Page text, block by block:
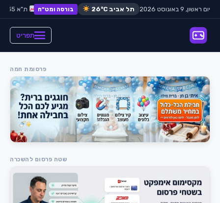
יום ראשון, 9 באוגוסט 2026 תל אביב 26°C בורסה ומט"ח דולר:₪3.65 אירו: ₪3.98 ת"א 35: +0.42%
תפריט
פרסומת חמה
שטח פרסום להשכרה